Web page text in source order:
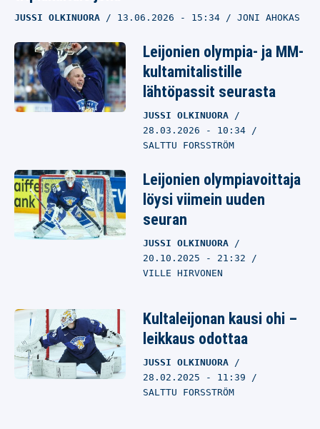
JUSSI OLKINUORA 13.06.2026 - 15:34 JONI AHOKAS
Leijonien olympia- ja MM-
kultamitalistille
lähtöpassit seurasta
JUSSI OLKINUORA
28.03.2026 - 10:34
SALTTU FORSSTRÖM
Leijonien olympiavoittaja
löysi viimein uuden
seuran
JUSSI OLKINUORA
20.10.2025 - 21:32
VILLE HIRVONEN
Kultaleijonan kausi ohi –
leikkaus odottaa
JUSSI OLKINUORA
28.02.2025 - 11:39
SALTTU FORSSTRÖM